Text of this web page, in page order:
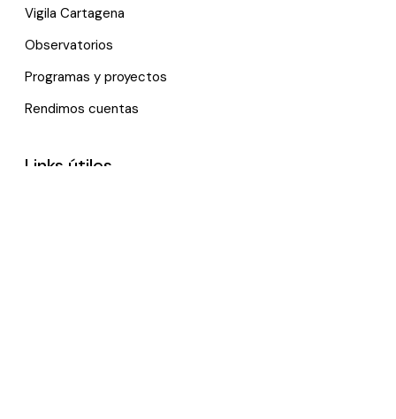
Vigila Cartagena
Observatorios
Programas y proyectos
Rendimos cuentas
Links útiles